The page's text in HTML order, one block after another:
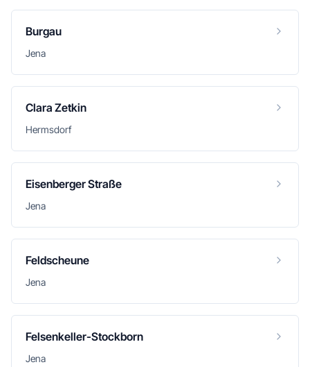
Burgau
Jena
Clara Zetkin
Hermsdorf
Eisenberger Straße
Jena
Feldscheune
Jena
Felsenkeller-Stockborn
Jena